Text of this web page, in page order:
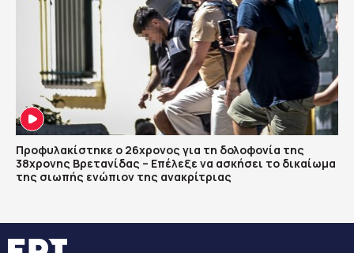
Προφυλακίστηκε ο 26χρονος για τη δολοφονία της
38χρονης Βρετανίδας – Επέλεξε να ασκήσει το δικαίωμα
της σιωπής ενώπιον της ανακρίτριας